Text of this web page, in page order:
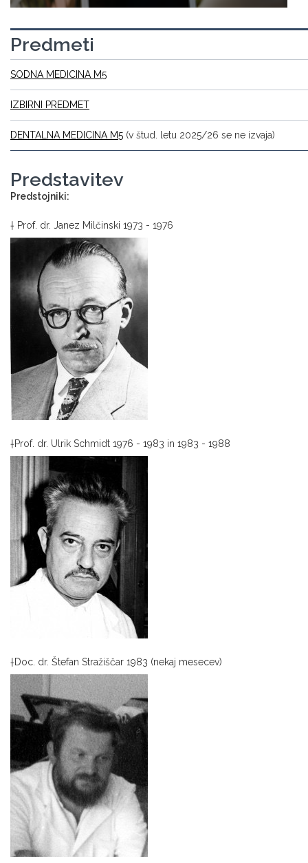
Predmeti
SODNA MEDICINA M5
IZBIRNI PREDMET
DENTALNA MEDICINA M5 (v štud. letu 2025/26 se ne izvaja)
Predstavitev
Predstojniki:
† Prof. dr. Janez Milčinski 1973 - 1976
†Prof. dr. Ulrik Schmidt 1976 - 1983 in 1983 - 1988
†Doc. dr. Štefan Stražiščar 1983 (nekaj mesecev)